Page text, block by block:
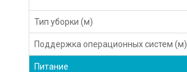
Тип уборки (м)
Поддержка операционных систем (м)
Питание